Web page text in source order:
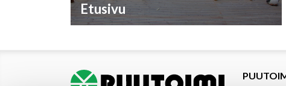
Etusivu